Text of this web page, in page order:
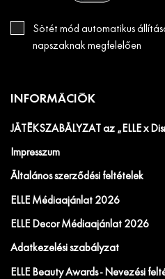
Sötét mód automatikus
napszaknak megfelelően
INFORMÁCIÓK
JÁTÉKSZABÁLYZAT az „ELLE x
Impresszum
Általános szerződési feltételek
ELLE Médiaajánlat 2026
ELLE Decor Médiaajánlat 2026
Adatkezelési szabályzat
ELLE Beauty Awards - Nevezési